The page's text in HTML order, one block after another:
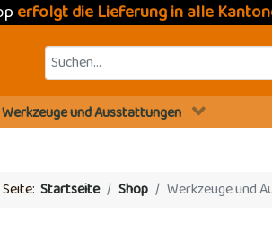
erfolgt die Lieferung in alle
Werkzeuge und Ausstattungen
Startseite Shop Werkzeuge und